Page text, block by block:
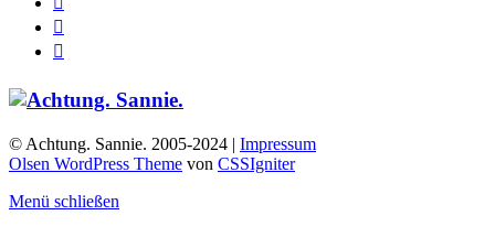
© Achtung. Sannie. 2005-2024 | Impressum
Olsen WordPress Theme von CSSIgniter
Menü schließen